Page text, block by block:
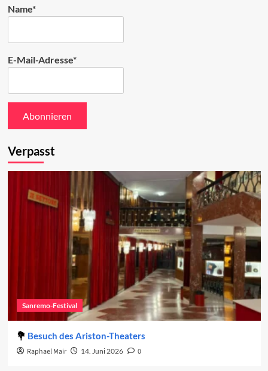
Name*
E-Mail-Adresse*
Verpasst
Sanremo-Festival
Besuch des Ariston-Theaters
Raphael Mair 14. Juni 2026 0